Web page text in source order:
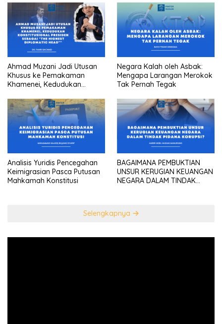
Ahmad Muzani Jadi Utusan
Khusus ke Pemakaman
Khamenei, Kedudukan
sebagai “the highest
diplomatic head””
Negara Kalah oleh Asbak:
Mengapa Larangan Merokok
Tak Pernah Tegak
Analisis Yuridis Pencegahan
Keimigrasian Pasca Putusan
Mahkamah Konstitusi
BAGAIMANA PEMBUKTIAN
UNSUR KERUGIAN KEUANGAN
NEGARA DALAM TINDAK
Selengkapnya